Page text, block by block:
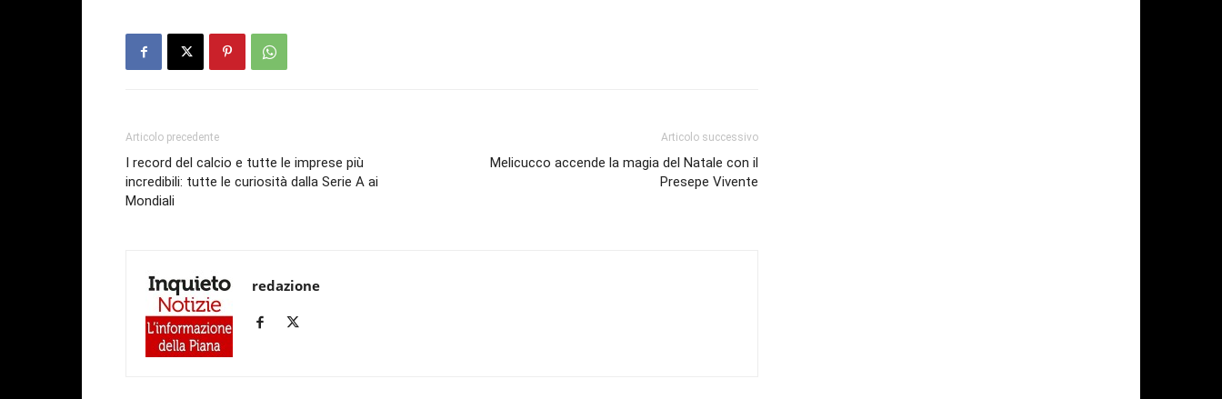
Articolo precedente
I record del calcio e tutte le imprese più
incredibili: tutte le curiosità dalla Serie A ai
Mondiali
Articolo successivo
Melicucco accende la magia del Natale con il
Presepe Vivente
redazione